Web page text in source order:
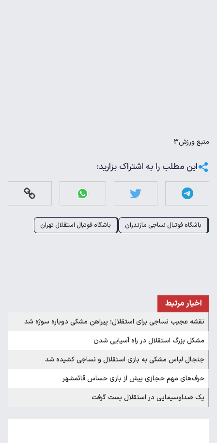
منبعورزش3
این مطلب را به اشتراک بزارید:
باشگاه فوتبال نساجی مازندران باشگاه فوتبال استقلال تهران
اخبار مرتبط
نقشه عجیب نساجی برای استقلال؛ پیراهن مشکی دوباره سوژه شد
مشکل بزرگ استقلال در راه آسیایی شدن
جنجال لباس مشکی به بازی استقلال و نساجی کشیده شد
حرف‌های مهم حجازی پیش از بازی حساس قائمشهر
یک صداوسیمایی در استقلال پست گرفت